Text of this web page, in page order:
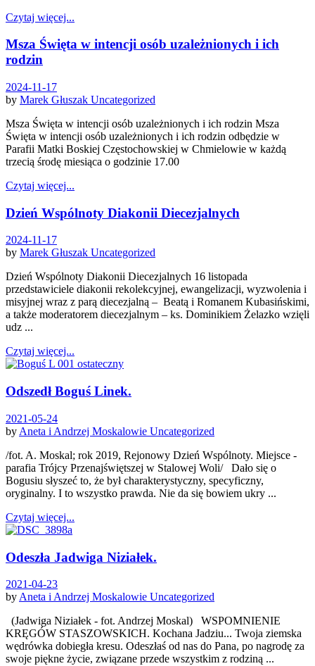
Czytaj więcej...
Msza Święta w intencji osób uzależnionych i ich
rodzin
2024-11-17
by Marek Głuszak Uncategorized
Msza Święta w intencji osób uzależnionych i ich rodzin Msza
Święta w intencji osób uzależnionych i ich rodzin odbędzie w
Parafii Matki Boskiej Częstochowskiej w Chmielowie w każdą
trzecią środę miesiąca o godzinie 17.00
Czytaj więcej...
Dzień Wspólnoty Diakonii Diecezjalnych
2024-11-17
by Marek Głuszak Uncategorized
Dzień Wspólnoty Diakonii Diecezjalnych 16 listopada
przedstawiciele diakonii rekolekcyjnej, ewangelizacji, wyzwolenia i
misyjnej wraz z parą diecezjalną – Beatą i Romanem Kubasińskimi,
a także moderatorem diecezjalnym – ks. Dominikiem Żelazko wzięli
udz ...
Czytaj więcej...
Odszedł Boguś Linek.
2021-05-24
by Aneta i Andrzej Moskalowie Uncategorized
/fot. A. Moskal; rok 2019, Rejonowy Dzień Wspólnoty. Miejsce -
parafia Trójcy Przenajświętszej w Stalowej Woli/ Dało się o
Bogusiu słyszeć to, że był charakterystyczny, specyficzny,
oryginalny. I to wszystko prawda. Nie da się bowiem ukry ...
Czytaj więcej...
Odeszła Jadwiga Niziałek.
2021-04-23
by Aneta i Andrzej Moskalowie Uncategorized
(Jadwiga Niziałek - fot. Andrzej Moskal) WSPOMNIENIE
KRĘGÓW STASZOWSKICH. Kochana Jadziu... Twoja ziemska
wędrówka dobiegła kresu. Odeszłaś od nas do Pana, po nagrodę za
swoje piękne życie, związane przede wszystkim z rodziną ...